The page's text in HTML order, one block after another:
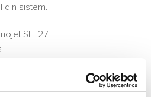
din sistem.